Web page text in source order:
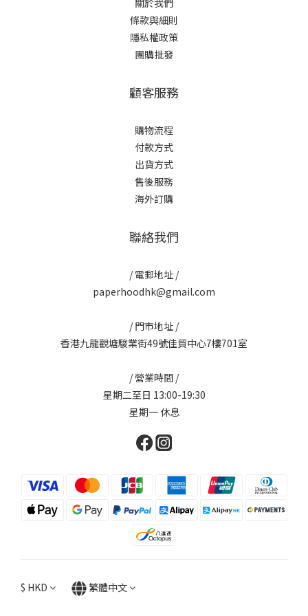
條款與細則
隱私權政策
團購批發
顧客服務
購物流程
付款方式
出貨方式
售後服務
海外訂購
聯絡我們
/ 電郵地址 /
paperhoodhk@gmail.com
/ 門市地址 /
香港九龍觀塘駿業街49號佳貿中心7樓701室
/ 營業時間 /
星期二至日 13:00-19:30
星期一 休息
$ HKD 繁體中文